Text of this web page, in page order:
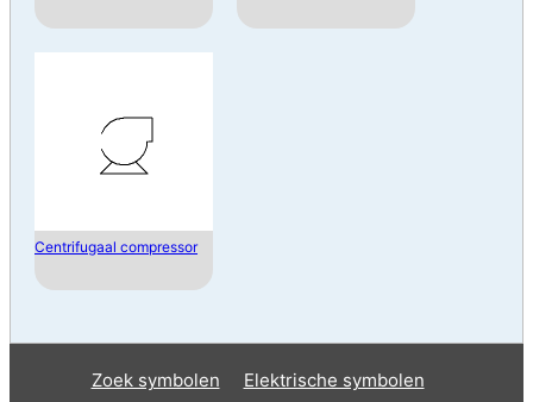
Centrifugaal compressor
Zoek symbolen
Elektrische symbolen